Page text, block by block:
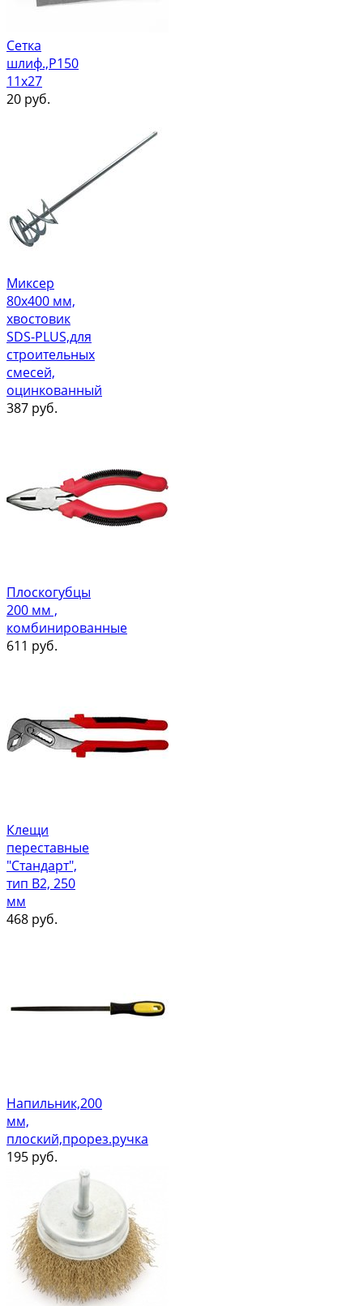
Сетка
шлиф.,Р150
11х27
20 руб.
Миксер
80х400 мм,
хвостовик
SDS-PLUS,для
строительных
смесей,
оцинкованный
387 руб.
Плоскогубцы
200 мм ,
комбинированные
611 руб.
Клещи
переставные
"Стандарт",
тип В2, 250
мм
468 руб.
Напильник,200
мм,
плоский,прорез.ручка
195 руб.